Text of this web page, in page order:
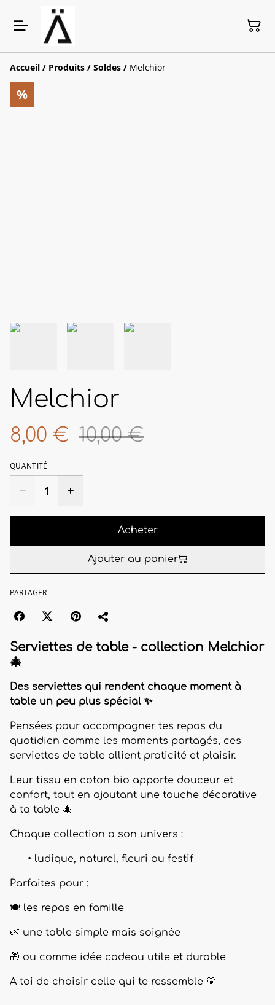
Accueil / Produits / Soldes / Melchior
%
Melchior
8,00 € 10,00 €
QUANTITÉ
Acheter
Ajouter au panier
PARTAGER
Serviettes de table - collection Melchior
🎄
Des serviettes qui rendent chaque moment à
table un peu plus spécial ✨
Pensées pour accompagner tes repas du
quotidien comme les moments partagés, ces
serviettes de table allient praticité et plaisir.
Leur tissu en coton bio apporte douceur et
confort, tout en ajoutant une touche décorative
à ta table 🎄
Chaque collection a son univers :
ludique, naturel, fleuri ou festif
Parfaites pour :
🍽️ les repas en famille
🌿 une table simple mais soignée
🎁 ou comme idée cadeau utile et durable
A toi de choisir celle qui te ressemble 💛